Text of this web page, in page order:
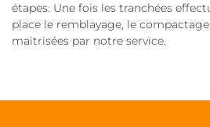
étapes. Une fois les tranchées
place le remblayage, le
maitrisées par notre service.